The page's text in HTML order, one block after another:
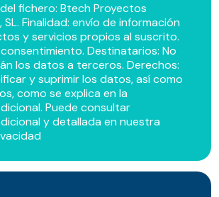
fichero: Btech Proyectos
Finalidad: envío de información
y servicios propios al suscrito.
Destinatarios: No
los datos a terceros. Derechos:
y suprimir los datos, así como
como se explica en la
Puede consultar
y detallada en nuestra